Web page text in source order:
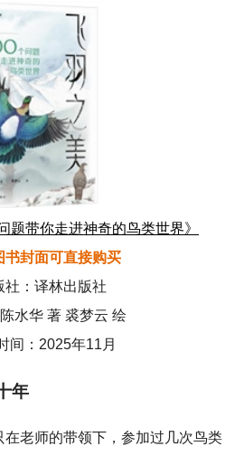
题带你走进神奇的鸟类世界》
书封面可直接购买
社：译林出版社
水华 著 裘梦云 绘
间：2025年11月
年
老师的带领下，参加过几次鸟类